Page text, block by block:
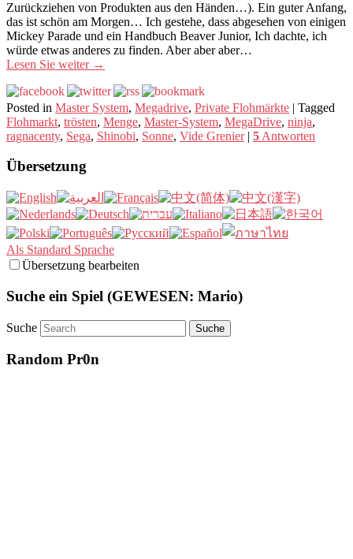
Zurückziehen von Produkten aus den Händen…). Ein guter Anfang,
das ist schön am Morgen… Ich gestehe, dass abgesehen von einigen
Mickey Parade und ein Handbuch Beaver Junior, Ich dachte, ich
würde etwas anderes zu finden. Aber aber aber…
Lesen Sie weiter →
Posted in Master System, Megadrive, Private Flohmärkte | Tagged
Flohmarkt, trösten, Menge, Master-System, MegaDrive, ninja,
ragnacenty, Sega, Shinobi, Sonne, Vide Grenier | 5 Antworten
Übersetzung
Als Standard Sprache
Übersetzung bearbeiten
Suche ein Spiel (GEWESEN: Mario)
Suche
Random Pr0n